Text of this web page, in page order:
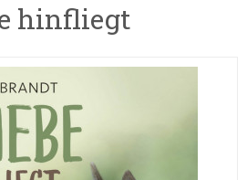
hinfliegt